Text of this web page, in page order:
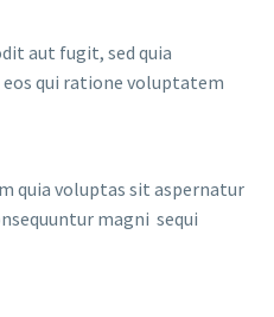
aut fugit, sed quia
qui ratione voluptatem
quia voluptas sit aspernatur
magni sequi